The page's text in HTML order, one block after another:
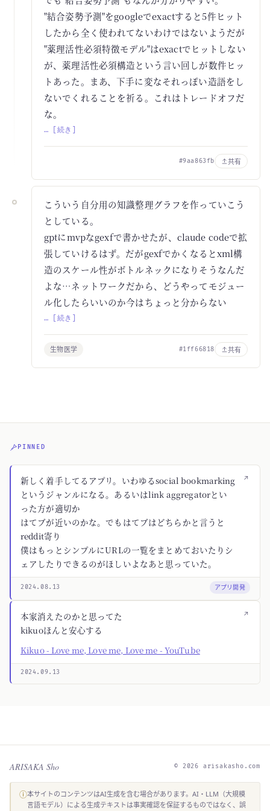
"結合姿勢予測"をgoogleでexactすると5件ヒット
したから全く使われてないわけではないようだが
"薬理活性必須特徴モデル"はexactでヒットしない
が、薬理活性必須構造という言い回しが数件ヒッ
トあった。まあ、下手に変なそれっぽい造語をし
ないでくれることを祈る。これはトレードオフだ
な。
… [続き]
#9aa863fb 共有
こういう自分用の知識整理グラフを作っていこう
としている。
gptにmvpなgexfで書かせたが、claude codeで拡
張していけるはず。だがgexfでかくなるとxml構
造のスケール性がボトルネックになりそうなんだ
よな…ネットワークだから、どうやってモジュー
ル化したらいいのか今はちょっと分からない
… [続き]
生物医学 #1ff66818 共有
PINNED
↗
新しく着手してるアプリ。いわゆるsocial bookmarking
というジャンルになる。あるいはlink aggregatorとい
った方が適切か
はてブが近いのかな。でもはてブはどちらかと言うと
reddit寄り
僕はもっとシンプルにURLの一覧をまとめておいたりシ
ェアしたりできるのがほしいよなあと思っていた。
2024.08.13 アプリ開発
↗
本家消えたのかと思ってた
kikuoほんと安心する
Kikuo - Love me, Love me, Love me - YouTube
2024.09.13
ARISAKA Sho © 2026 arisakasho.com
ⓘ本サイトのコンテンツはAI生成を含む場合があります。AI・LLM（大規模
言語モデル）による生成テキストは事実確認を保証するものではなく、誤